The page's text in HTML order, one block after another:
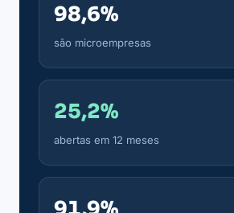
98,6%
são microempresas
25,2%
abertas em 12 meses